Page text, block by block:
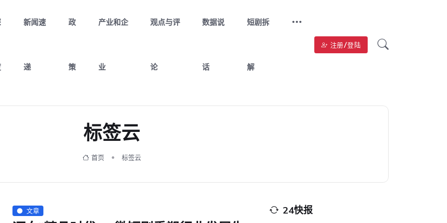
新闻速
递
政
策
产业和企
业
观点与评
论
数据说
话
短剧拆
解
注册/登陆
标签云
首页 标签云
文章 24快报